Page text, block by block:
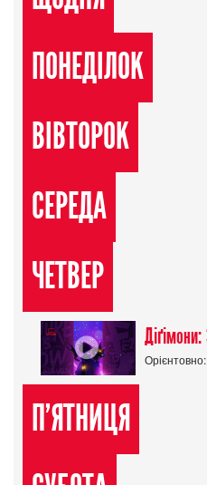
ПОНЕДІЛОК
ВІВТОРОК
СЕРЕДА
ЧЕТВЕР
Орієнтовно:
П'ЯТНИЦЯ